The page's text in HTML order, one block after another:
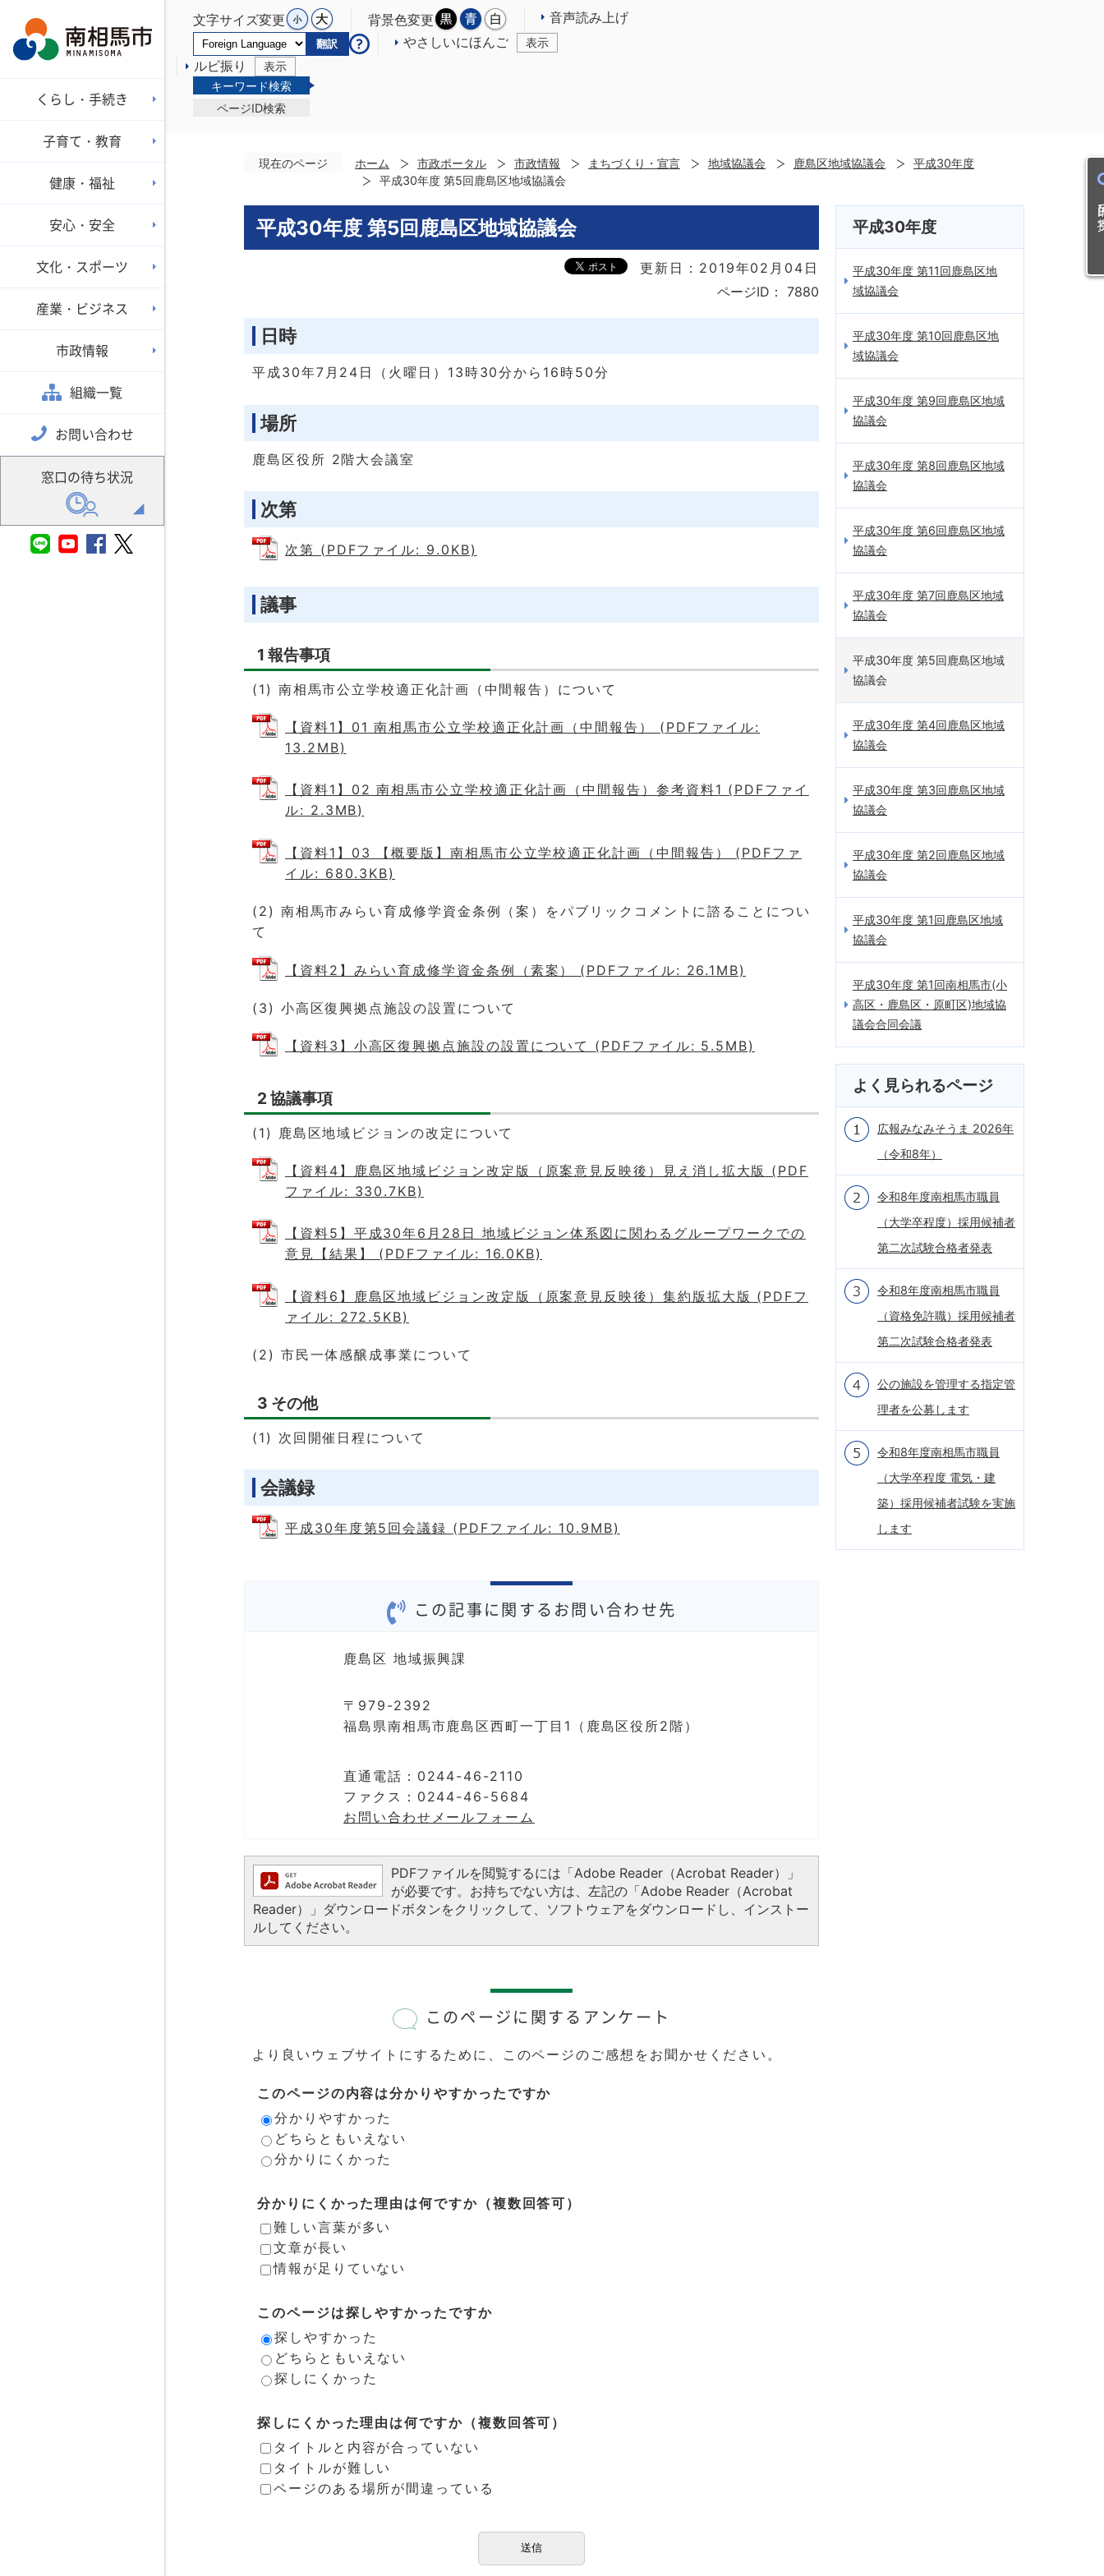
文字サイズ変更 背景色変更 音声読み上げ
翻訳 やさしいにほんご 表示
ルビ振り
表示
キーワード検索
ページID検索
くらし・手続き
子育て・教育
健康・福祉
安心・安全
文化・スポーツ
産業・ビジネス
市政情報
組織一覧
お問い合わせ
窓口の待ち状況
目
現在のページ ホーム 市政ポータル 市政情報 まちづくり・宣言 地域協議会 鹿島区地域協議会
平成30年度
平成30年度 第5回鹿島区地域協議会
平成30年度 第5回鹿島区地域協議会
更新日：2019年02月04日
ページID： 7880
日時
平成30年7月24日（火曜日）13時30分から16時50分
場所
鹿島区役所 2階大会議室
次第
次第 (PDFファイル: 9.0KB)
議事
1 報告事項
(1) 南相馬市公立学校適正化計画（中間報告）について
【資料1】01 南相馬市公立学校適正化計画（中間報告） (PDFファイル:
13.2MB)
【資料1】02 南相馬市公立学校適正化計画（中間報告）参考資料1 (PDFファイ
ル: 2.3MB)
【資料1】03 【概要版】南相馬市公立学校適正化計画（中間報告） (PDFファ
イル: 680.3KB)
(2) 南相馬市みらい育成修学資金条例（案）をパブリックコメントに諮ることについ
て
【資料2】みらい育成修学資金条例（素案） (PDFファイル: 26.1MB)
(3) 小高区復興拠点施設の設置について
【資料3】小高区復興拠点施設の設置について (PDFファイル: 5.5MB)
2 協議事項
(1) 鹿島区地域ビジョンの改定について
【資料4】鹿島区地域ビジョン改定版（原案意見反映後）見え消し拡大版 (PDF
ファイル: 330.7KB)
【資料5】平成30年6月28日 地域ビジョン体系図に関わるグループワークでの
意見【結果】 (PDFファイル: 16.0KB)
【資料6】鹿島区地域ビジョン改定版（原案意見反映後）集約版拡大版 (PDFフ
ァイル: 272.5KB)
(2) 市民一体感醸成事業について
3 その他
(1) 次回開催日程について
会議録
平成30年度第5回会議録 (PDFファイル: 10.9MB)
この記事に関するお問い合わせ先
鹿島区 地域振興課
〒979-2392
福島県南相馬市鹿島区西町一丁目1（鹿島区役所2階）
直通電話：0244-46-2110
ファクス：0244-46-5684
お問い合わせメールフォーム
PDFファイルを閲覧するには「Adobe Reader（Acrobat Reader）」
が必要です。お持ちでない方は、左記の「Adobe Reader（Acrobat
Reader）」ダウンロードボタンをクリックして、ソフトウェアをダウンロードし、インストー
ルしてください。
このページに関するアンケート
より良いウェブサイトにするために、このページのご感想をお聞かせください。
このページの内容は分かりやすかったですか
分かりやすかった
どちらともいえない
分かりにくかった
分かりにくかった理由は何ですか（複数回答可）
難しい言葉が多い
文章が長い
情報が足りていない
このページは探しやすかったですか
探しやすかった
どちらともいえない
探しにくかった
探しにくかった理由は何ですか（複数回答可）
タイトルと内容が合っていない
タイトルが難しい
ページのある場所が間違っている
平成30年度
平成30年度 第11回鹿島区地
域協議会
平成30年度 第10回鹿島区地
域協議会
平成30年度 第9回鹿島区地域
協議会
平成30年度 第8回鹿島区地域
協議会
平成30年度 第6回鹿島区地域
協議会
平成30年度 第7回鹿島区地域
協議会
平成30年度 第5回鹿島区地域
協議会
平成30年度 第4回鹿島区地域
協議会
平成30年度 第3回鹿島区地域
協議会
平成30年度 第2回鹿島区地域
協議会
平成30年度 第1回鹿島区地域
協議会
平成30年度 第1回南相馬市(小
高区・鹿島区・原町区)地域協
議会合同会議
よく見られるページ
広報みなみそうま 2026年
（令和8年）
令和8年度南相馬市職員
（大学卒程度）採用候補者
第二次試験合格者発表
令和8年度南相馬市職員
（資格免許職）採用候補者
第二次試験合格者発表
公の施設を管理する指定管
理者を公募します
令和8年度南相馬市職員
（大学卒程度 電気・建
築）採用候補者試験を実施
します